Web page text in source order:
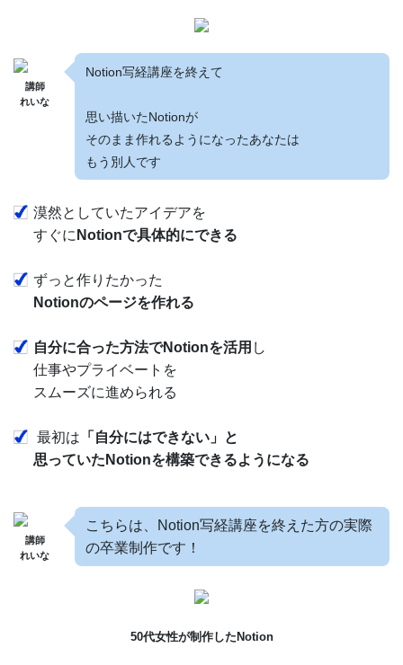
講師
れいな
Notion写経講座を終えて
思い描いたNotionが
そのまま作れるようになったあなたは
もう別人です
漠然としていたアイデアを
すぐに Notionで具体的にできる
ずっと作りたかった
Notionのページを作れる
自分に合った方法でNotionを活用 し
仕事やプライベートを
スムーズに進められる
最初は 「自分にはできない」と
思っていたNotionを構築できるようになる
講師
れいな
こちらは、Notion写経講座を終えた方の実際
の卒業制作です！
50代女性が制作したNotion